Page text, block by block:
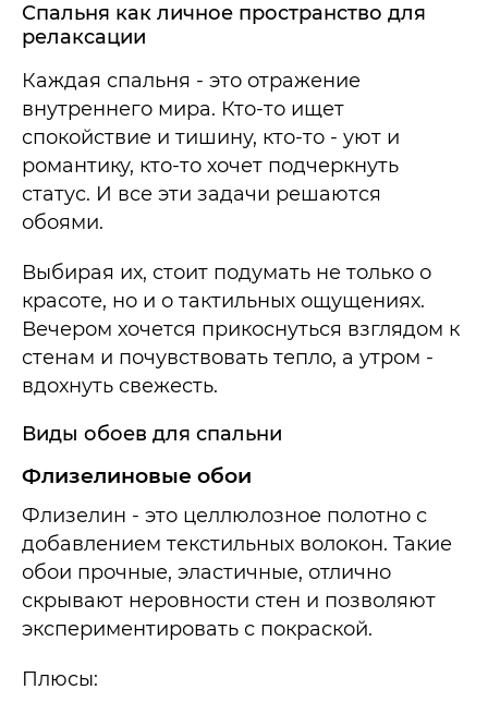
Спальня как личное пространство для
релаксации
Каждая спальня - это отражение
внутреннего мира. Кто-то ищет
спокойствие и тишину, кто-то - уют и
романтику, кто-то хочет подчеркнуть
статус. И все эти задачи решаются
обоями.
Выбирая их, стоит подумать не только о
красоте, но и о тактильных ощущениях.
Вечером хочется прикоснуться взглядом к
стенам и почувствовать тепло, а утром -
вдохнуть свежесть.
Виды обоев для спальни
Флизелиновые обои
Флизелин - это целлюлозное полотно с
добавлением текстильных волокон. Такие
обои прочные, эластичные, отлично
скрывают неровности стен и позволяют
экспериментировать с покраской.
Плюсы: